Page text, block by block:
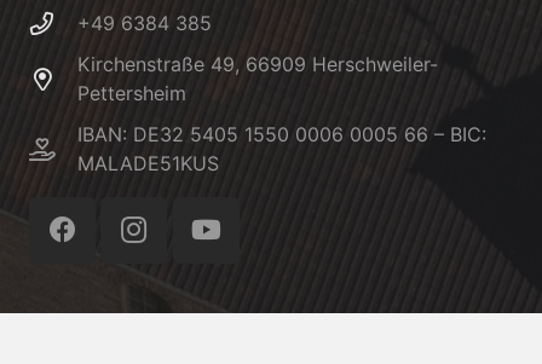
+49 6384 385
Kirchenstraße 49, 66909 Herschweiler-
Pettersheim
IBAN: DE32 5405 1550 0006 0005 66 – BIC:
MALADE51KUS